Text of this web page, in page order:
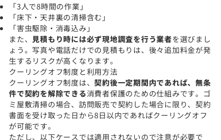
「3人で8時間の作業」
「床下・天井裏の清掃含む」
「害虫駆除・消毒込み」
また、 見積もり時には必ず現地調査を行う業者を選びまし
ょう。写真や電話だけでの見積もりは、後々追加料金が発
生するリスクが高くなります。
クーリングオフ制度と利用方法
クーリングオフ制度は、契約後一定期間内であれば、無条
件で契約を解除できる消費者保護のための仕組みです。ゴ
ミ屋敷清掃の場合、訪問販売で契約した場合に限り、契約
書面を受け取った日から8日以内であればクーリングオフ
が可能です。
ただし、以下ケースでは適用されないので注意が必要で